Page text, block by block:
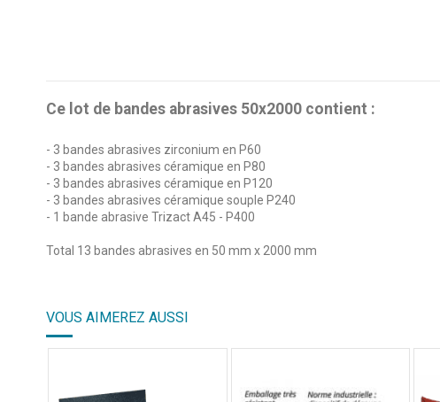
Ce lot de bandes abrasives 50x2000 contient :
- 3 bandes abrasives zirconium en P60
- 3 bandes abrasives céramique en P80
- 3 bandes abrasives céramique en P120
- 3 bandes abrasives céramique souple P240
- 1 bande abrasive Trizact A45 - P400
Total 13 bandes abrasives en 50 mm x 2000 mm
VOUS AIMEREZ AUSSI